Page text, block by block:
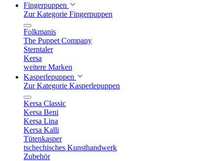
Fingerpuppen
Zur Kategorie Fingerpuppen
Folkmanis
The Puppet Company
Sterntaler
Kersa
weitere Marken
Kasperlepuppen
Zur Kategorie Kasperlepuppen
Kersa Classic
Kersa Beni
Kersa Lina
Kersa Kalli
Tütenkasper
tschechisches Kunsthandwerk
Zubehör